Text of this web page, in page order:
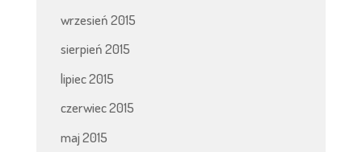
wrzesień 2015
sierpień 2015
lipiec 2015
czerwiec 2015
maj 2015